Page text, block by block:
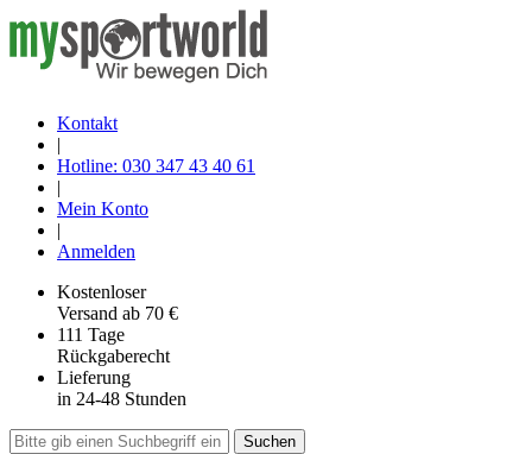
Kontakt
|
Hotline: 030 347 43 40 61
|
Mein Konto
|
Anmelden
Kostenloser
Versand ab 70 €
111 Tage
Rückgaberecht
Lieferung
in 24-48 Stunden
Suchen